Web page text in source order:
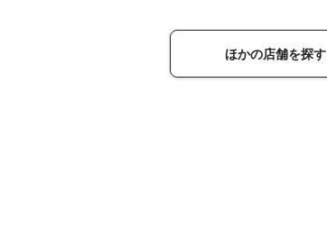
ほかの店舗を探す